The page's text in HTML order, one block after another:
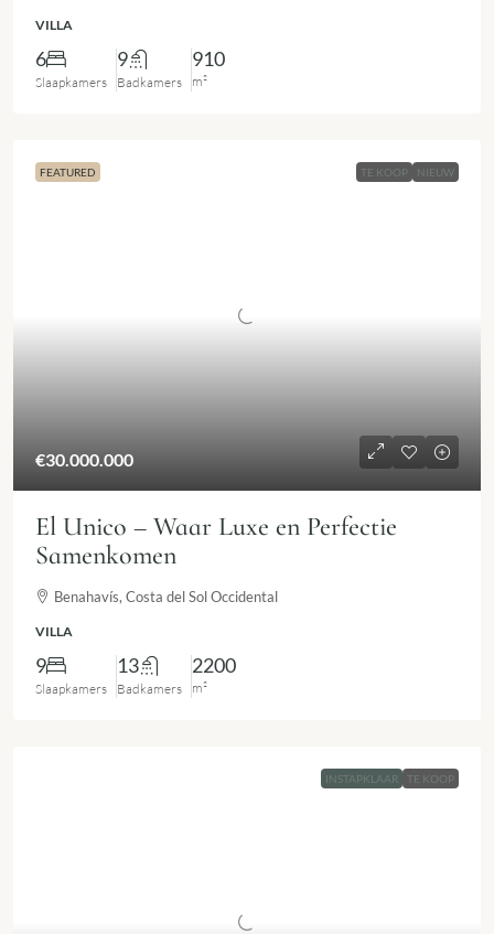
VILLA
6
Slaapkamers
9
Badkamers
910
m²
FEATURED TE KOOP NIEUW
€30.000.000
El Unico – Waar Luxe en Perfectie
Samenkomen
Benahavís, Costa del Sol Occidental
VILLA
9
Slaapkamers
13
Badkamers
2200
m²
INSTAPKLAAR TE KOOP